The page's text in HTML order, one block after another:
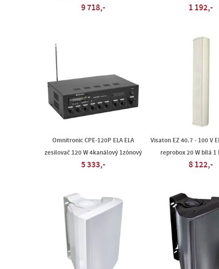
9 718,- 1 192,-
Omnitronic CPE-120P ELA ELA
zesilovač 120 W 4kanálový 1zónový
5 333,-
Visaton EZ 40.7 - 100 V
reprobox 20 W bílá 1
8 122,-